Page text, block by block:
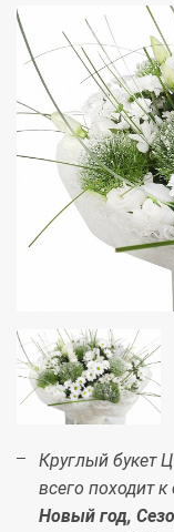
Круглый букет
всего походит
Новый год,